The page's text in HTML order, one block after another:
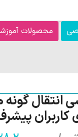
محصولات
کاربران